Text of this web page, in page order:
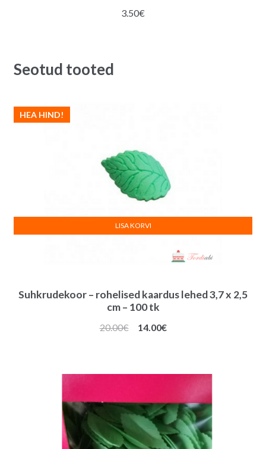
3.50€
Seotud tooted
Suhkrudekoor – rohelised kaardus lehed 3,7 x 2,5
cm – 100 tk
HEA HIND!
20.00€
Algne
14.00€Praegune
LISA KORVI